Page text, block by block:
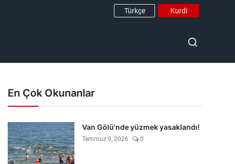
Türkçe Kurdi
En Çok Okunanlar
Van Gölü'nde yüzmek yasaklandı!
Temmuz 9, 2026 0